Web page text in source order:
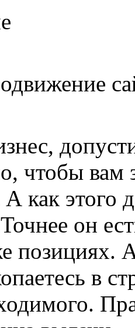
чтобы вам
как этого
он
позициях. А
в